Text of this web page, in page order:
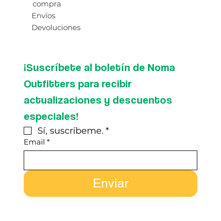
compra
Envíos
Devoluciones
¡Suscríbete al boletín de Noma
Outfitters para recibir
actualizaciones y descuentos
especiales!
Sí, suscríbeme. *
Email *
Enviar